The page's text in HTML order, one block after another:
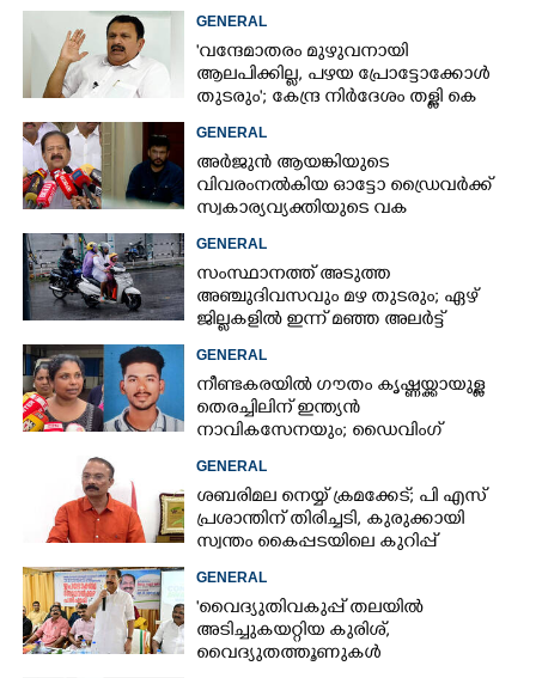
GENERAL
'വന്ദേമാതരം മുഴുവനായി
ആലപിക്കില്ല, പഴയ പ്രോട്ടോക്കോൾ
തുടരും'; കേന്ദ്ര നിർദേശം തള്ളി കെ
GENERAL
അർജുൻ ആയങ്കിയുടെ
വിവരംനൽകിയ ഓട്ടോ ഡ്രൈവർക്ക്
സ്വകാര്യവ്യക്തിയുടെ വക
ചെന്നിത്തല
GENERAL
സംസ്ഥാനത്ത് അടുത്ത
അ‌ഞ്ചുദിവസവും മഴ തുടരും; ഏഴ്
ജില്ലകളിൽ ഇന്ന് മഞ്ഞ അലർട്ട്
GENERAL
നീണ്ടകരയിൽ ഗൗതം കൃഷ്ണയ്ക്കായുള്ള
തെരച്ചിലിന് ഇന്ത്യൻ
നാവികസേനയും; ഡൈവിംഗ്
GENERAL
ശബരിമല നെയ്യ് ക്രമക്കേട്; പി എസ്
പ്രശാന്തിന് തിരിച്ചടി, കുരുക്കായി
സ്വന്തം കൈപ്പടയിലെ കുറിപ്പ്
GENERAL
'വൈദ്യുതിവകുപ്പ് തലയിൽ
അടിച്ചുകയറ്റിയ കുരിശ്‌,
വൈദ്യുതത്തൂണുകൾ